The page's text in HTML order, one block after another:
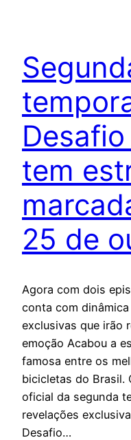
tem
25 de
Agora com dois
conta com
exclusivas que irão
emoção Acabou a
famosa entre os
bicicletas do Brasil.
oficial da segunda
revelações
Desafio…